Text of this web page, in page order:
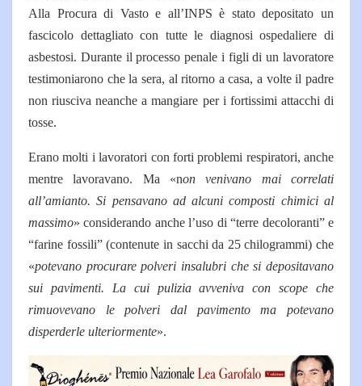
Alla Procura di Vasto e all’INPS è stato depositato un
fascicolo dettagliato con tutte le diagnosi ospedaliere di
asbestosi. Durante il processo penale i figli di un lavoratore
testimoniarono che la sera, al ritorno a casa, a volte il padre
non riusciva neanche a mangiare per i fortissimi attacchi di
tosse.
Erano molti i lavoratori con forti problemi respiratori, anche
mentre lavoravano. Ma «non venivano mai correlati
all’amianto. Si pensavano ad alcuni composti chimici al
massimo» considerando anche l’uso di “terre decoloranti” e
“farine fossili” (contenute in sacchi da 25 chilogrammi) che
«potevano procurare polveri insalubri che si depositavano
sui pavimenti. La cui pulizia avveniva con scope che
rimuovevano le polveri dal pavimento ma potevano
disperderle ulteriormente».